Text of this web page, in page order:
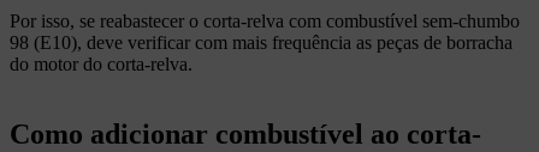
Por isso, se reabastecer o corta-relva com combustível sem-chumbo
98 (E10), deve verificar com mais frequência as peças de borracha
do motor do corta-relva.
Como adicionar combustível ao corta-